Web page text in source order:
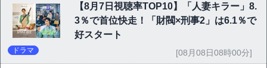
【8月7日視聴率TOP10】「人妻キラー」8.
3％で首位快走！「財閥×刑事2」は6.1％で
好スタート
ドラマ [08月08日08時00分]